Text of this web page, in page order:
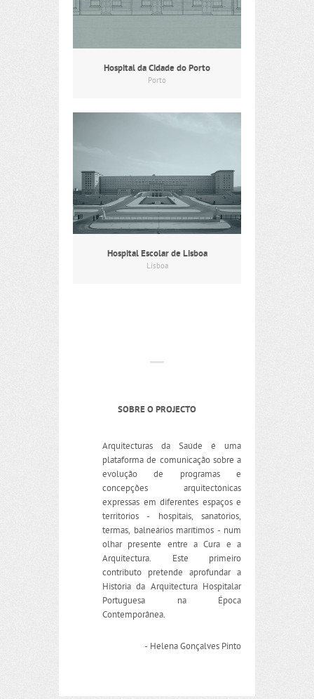
Hospital da Cidade do Porto
Porto
Hospital Escolar de Lisboa
Lisboa
SOBRE O PROJECTO
Arquitecturas da Saúde é uma
plataforma de comunicação sobre a
evolução de programas e
concepções arquitectónicas
expressas em diferentes espaços e
territórios - hospitais, sanatórios,
termas, balneários marítimos - num
olhar presente entre a Cura e a
Arquitectura. Este primeiro
contributo pretende aprofundar a
História da Arquitectura Hospitalar
Portuguesa na Época
Contemporânea.
- Helena Gonçalves Pinto